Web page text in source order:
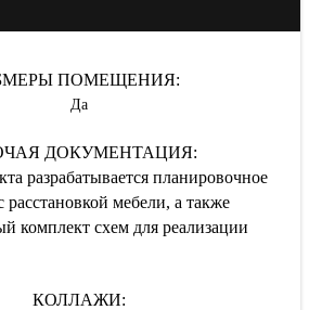
ПОМЕЩЕНИЯ:
Да
ДОКУМЕНТАЦИЯ:
разрабатывается планировочное
расстановкой мебели, а также
комплект схем для реализации
КОЛЛАЖИ: